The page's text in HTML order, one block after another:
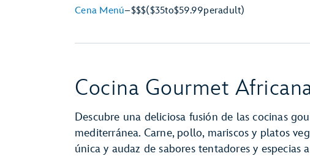
Cena Menú–$$$($35to$59.99peradult)
Cocina Gourmet
Descubre una deliciosa fusión de las cocinas
mediterránea. Carne, pollo, mariscos y platos
única y audaz de sabores tentadores y especias